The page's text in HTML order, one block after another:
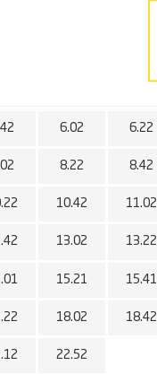
6.02 6.22
8.22 8.42
10.42 11.02
13.02 13.22
15.21 15.41
18.02 18.42
22.52